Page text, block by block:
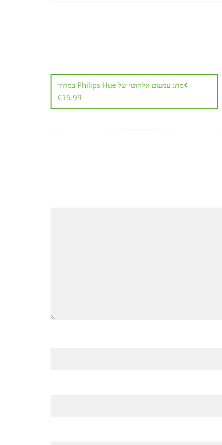
מתג עמעום אלחוטי של Philips Hue במחיר
€15.99